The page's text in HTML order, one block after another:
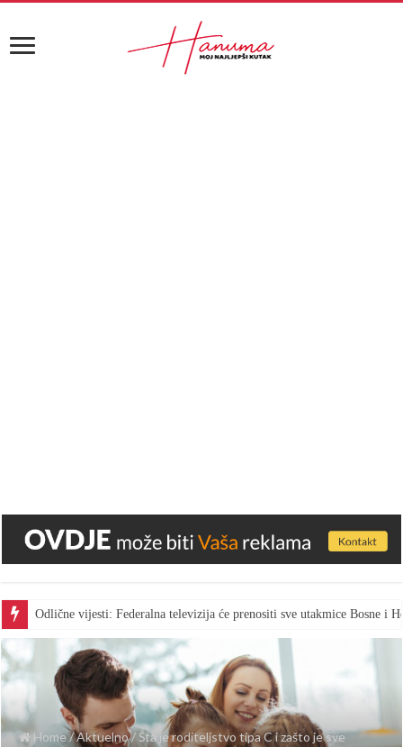
Odlične vijesti: Federalna televizija će prenositi sve utakmice Bosne i
Home /Aktuelno /Šta je roditeljstvo tipa C i zašto je sve